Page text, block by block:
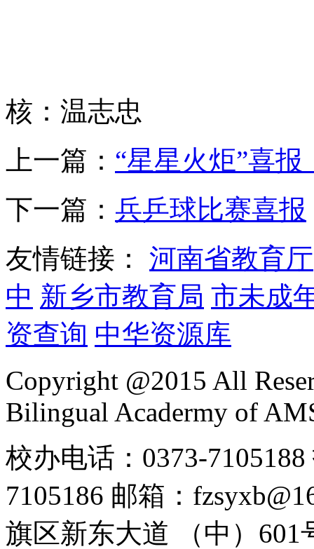
核：温志忠
上一篇： “星星火炬”喜报
下一篇： 兵乒球比赛喜报
友情链接： 河南省教育厅
中 新乡市教育局 市未成
资查询 中华资源库
Copyright @2015 All
Bilingual Acadermy of
校办电话：0373-
7105186 邮箱：
旗区新东大道 （中）601